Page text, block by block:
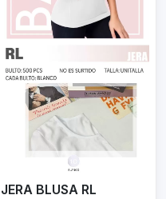
JERA BLUSA RL